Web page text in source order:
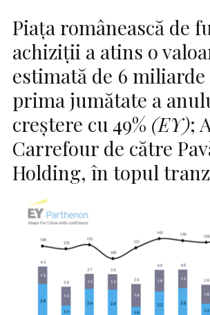
Piața românească de
achiziții a atins o
estimată de 6 miliarde
prima jumătate a
creștere cu 49% (EY);
Carrefour de către
Holding, în topul